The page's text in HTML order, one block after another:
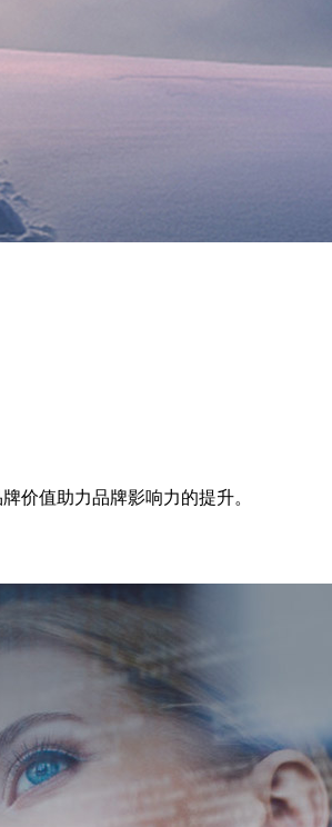
价值助力品牌影响力的提升。